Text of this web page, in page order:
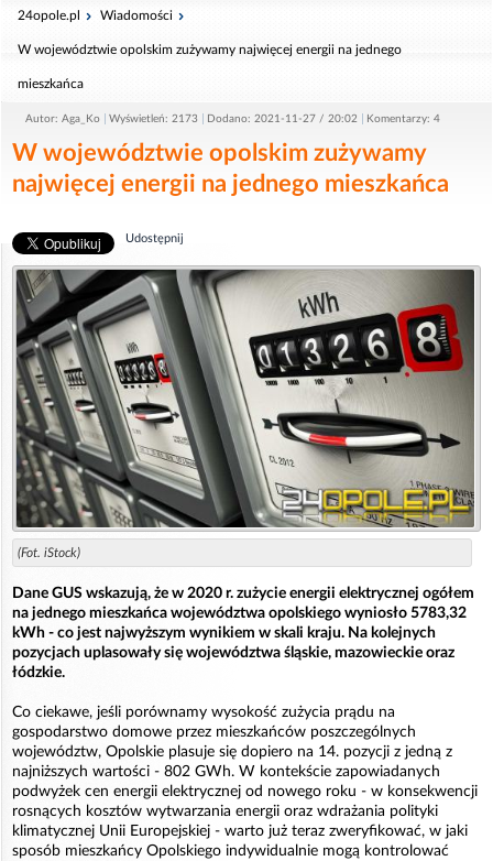
24opole.pl Wiadomości
W województwie opolskim zużywamy najwięcej energii na jednego
mieszkańca
Autor: Aga_Ko Wyświetleń: 2173 Dodano: 2021-11-27 / 20:02 Komentarzy: 4
W województwie opolskim zużywamy
najwięcej energii na jednego mieszkańca
Udostępnij
(Fot. iStock)
Dane GUS wskazują, że w 2020 r. zużycie energii elektrycznej ogółem
na jednego mieszkańca województwa opolskiego wyniosło 5783,32
kWh - co jest najwyższym wynikiem w skali kraju. Na kolejnych
pozycjach uplasowały się województwa śląskie, mazowieckie oraz
łódzkie.
Co ciekawe, jeśli porównamy wysokość zużycia prądu na
gospodarstwo domowe przez mieszkańców poszczególnych
województw, Opolskie plasuje się dopiero na 14. pozycji z jedną z
najniższych wartości - 802 GWh. W kontekście zapowiadanych
podwyżek cen energii elektrycznej od nowego roku - w konsekwencji
rosnących kosztów wytwarzania energii oraz wdrażania polityki
klimatycznej Unii Europejskiej - warto już teraz zweryfikować, w jaki
sposób mieszkańcy Opolskiego indywidualnie mogą kontrolować